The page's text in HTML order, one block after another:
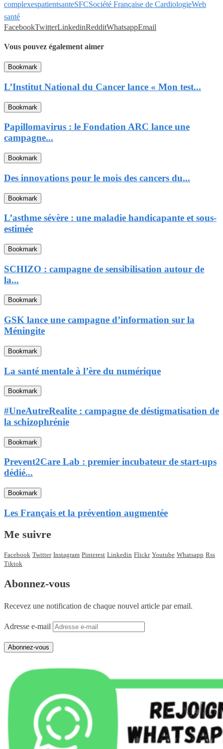
complexespatientsanteSFCSociété Française de CardiologieWeb
santé
FacebookTwitterLinkedinRedditWhatsappEmail
Vous pouvez également aimer
Bookmark
L’Institut National du Cancer lance « Mon test...
Bookmark
Papillomavirus : le Fondation ARC lance une
campagne...
Bookmark
Des innovations pour le mois des cancers du...
Bookmark
L’asthme sévère : une maladie handicapante et sous-
estimée
Bookmark
SCHIZO : campagne de sensibilisation autour de
la...
Bookmark
GSK lance une campagne d’information sur la
Méningite
Bookmark
La santé mentale à l’ère du numérique
Bookmark
#UneAutreRealite : campagne de déstigmatisation de
la schizophrénie
Bookmark
Prevent2Care Lab : premier incubateur de start-ups
dédié...
Bookmark
Les Français et la prévention augmentée
Me suivre
Facebook Twitter Instagram Pinterest Linkedin Flickr Youtube Whatsapp Rss
Tiktok
Abonnez-vous
Recevez une notification de chaque nouvel article par email.
Adresse e-mail
Abonnez-vous